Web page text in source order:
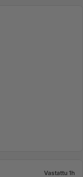
Vastattu 1h